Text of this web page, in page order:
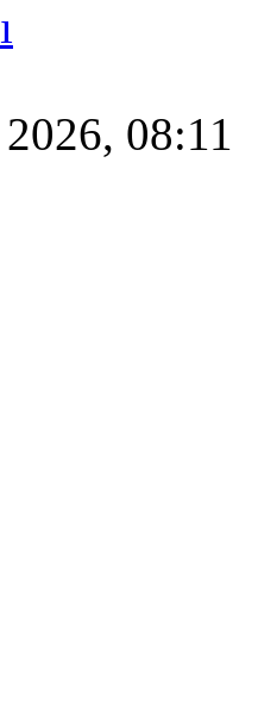
08:11